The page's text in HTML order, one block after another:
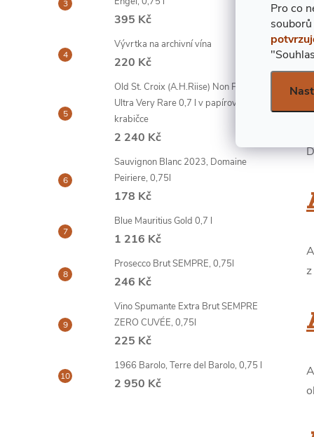
Pro co
395 Kč
Vývrtka na archivní vína
220 Kč
Old St. Croix (A.H.Riise) Non Plus
Ultra Very Rare 0,7 l v papírové
krabičce
2 240 Kč
Sauvignon Blanc 2023, Domaine
Peiriere, 0,75l
178 Kč
Blue Mauritius Gold 0,7 l
1 216 Kč
Prosecco Brut SEMPRE, 0,75l
246 Kč
Vino Spumante Extra Brut SEMPRE
ZERO CUVÉE, 0,75l
225 Kč
1966 Barolo, Terre del Barolo, 0,75 l
2 950 Kč
J